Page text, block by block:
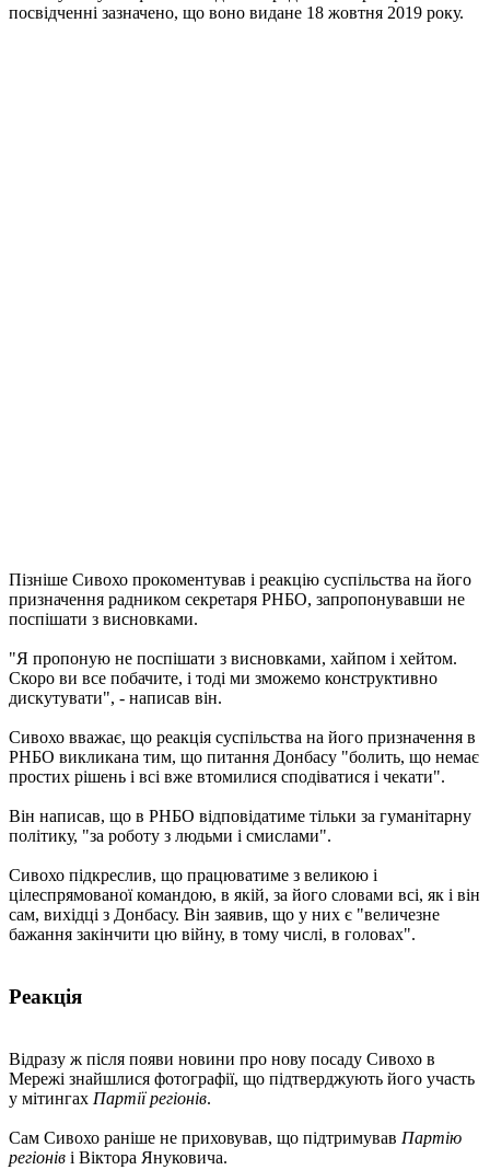
посвідченні зазначено, що воно видане 18 жовтня 2019 року.
Пізніше Сивохо прокоментував і реакцію суспільства на його
призначення радником секретаря РНБО, запропонувавши не
поспішати з висновками.
"Я пропоную не поспішати з висновками, хайпом і хейтом.
Скоро ви все побачите, і тоді ми зможемо конструктивно
дискутувати", - написав він.
Сивохо вважає, що реакція суспільства на його призначення в
РНБО викликана тим, що питання Донбасу "болить, що немає
простих рішень і всі вже втомилися сподіватися і чекати".
Він написав, що в РНБО відповідатиме тільки за гуманітарну
політику, "за роботу з людьми і смислами".
Сивохо підкреслив, що працюватиме з великою і
цілеспрямованої командою, в якій, за його словами всі, як і він
сам, вихідці з Донбасу. Він заявив, що у них є "величезне
бажання закінчити цю війну, в тому числі, в головах".
Реакція
Відразу ж після появи новини про нову посаду Сивохо в
Мережі знайшлися фотографії, що підтверджують його участь
у мітингах Партії регіонів.
Сам Сивохо раніше не приховував, що підтримував Партію
регіонів і Віктора Януковича.